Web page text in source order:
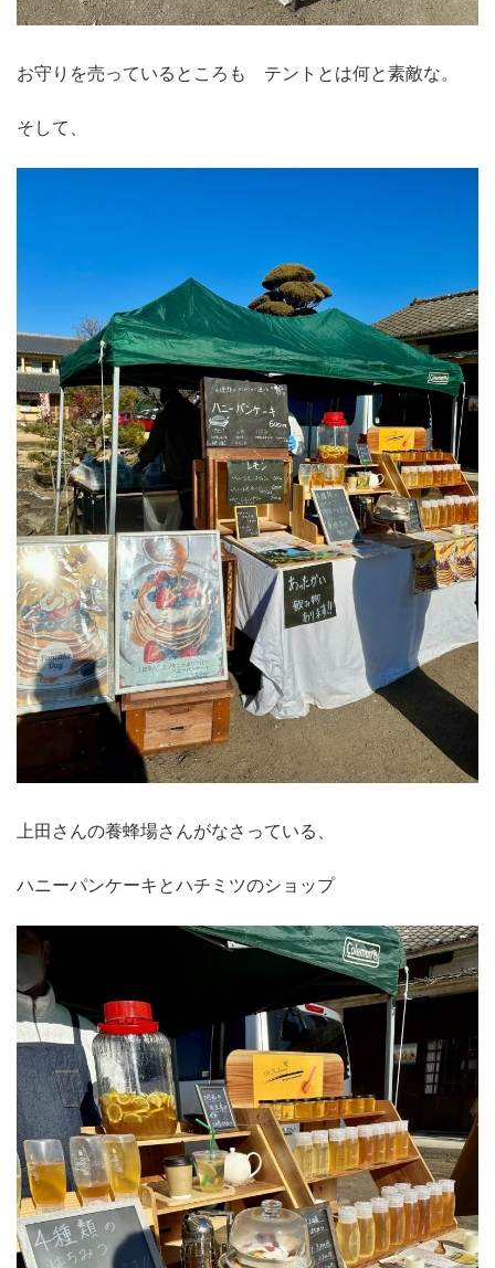
お守りを売っているところも テントとは何と素敵な。
そして、
上田さんの養蜂場さんがなさっている、
ハニーパンケーキとハチミツのショップ